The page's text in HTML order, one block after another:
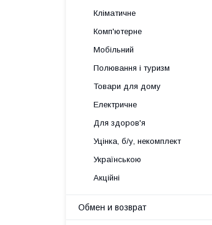
Кліматичне
Комп'ютерне
Мобільний
Полювання і туризм
Товари для дому
Електричне
Для здоров'я
Уцінка, б/у, некомплект
Українською
Акційні
Обмен и возврат